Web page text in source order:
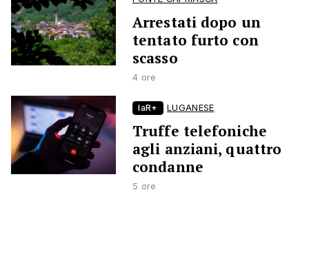
Arrestati dopo un
tentato furto con
scasso
4 ore
laR+ LUGANESE
Truffe telefoniche
agli anziani, quattro
condanne
5 ore